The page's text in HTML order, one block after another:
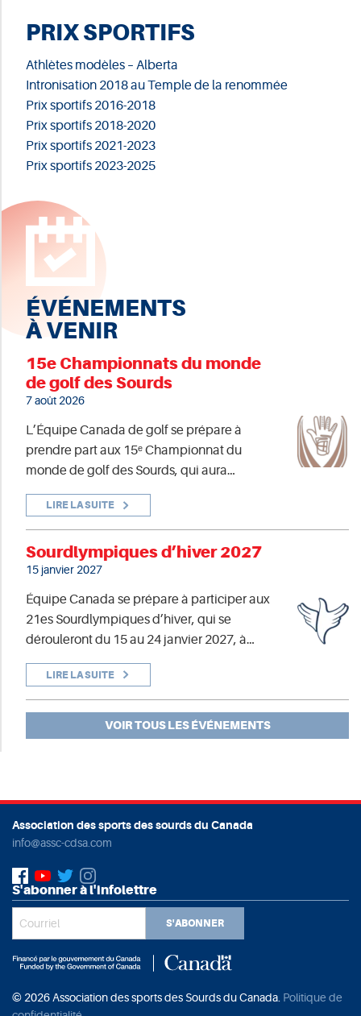
PRIX SPORTIFS
Athlètes modèles – Alberta
Intronisation 2018 au Temple de la renommée
Prix sportifs 2016-2018
Prix sportifs 2018-2020
Prix sportifs 2021-2023
Prix sportifs 2023-2025
ÉVÉNEMENTS
À VENIR
15e Championnats du monde
de golf des Sourds
7 août 2026
L’Équipe Canada de golf se prépare à
prendre part aux 15ᵉ Championnat du
monde de golf des Sourds, qui aura…
LIRE LA SUITE
Sourdlympiques d’hiver 2027
15 janvier 2027
Équipe Canada se prépare à participer aux
21es Sourdlympiques d’hiver, qui se
dérouleront du 15 au 24 janvier 2027, à…
LIRE LA SUITE
VOIR TOUS LES ÉVÉNEMENTS
Association des sports des sourds du Canada
info@assc-cdsa.com
S'abonner à l'infolettre
S'ABONNER
© 2026 Association des sports des Sourds du Canada. Politique de